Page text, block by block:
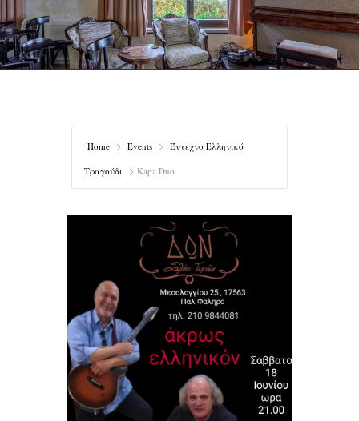
Home Events Έντεχνο Ελληνικό
Τραγούδι Kapa Duo